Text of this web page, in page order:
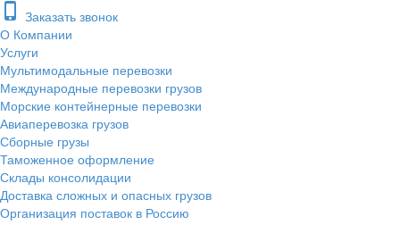
phone_iphone Заказать звонок
О Компании
Услуги
Мультимодальные перевозки
Международные перевозки грузов
Морские контейнерные перевозки
Авиаперевозка грузов
Сборные грузы
Таможенное оформление
Склады консолидации
Доставка сложных и опасных грузов
Организация поставок в Россию